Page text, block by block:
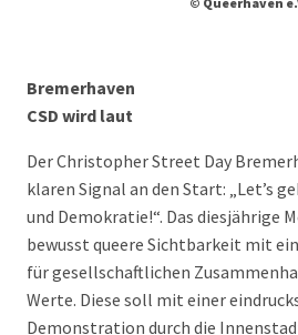
Bremerhaven
CSD wird laut
Der Christopher Street Day
klaren Signal an den Start: „Let’s
und Demokratie!“. Das diesjährige
bewusst queere Sichtbarkeit mit
für gesellschaftlichen
Werte. Diese soll mit einer
Demonstration durch die